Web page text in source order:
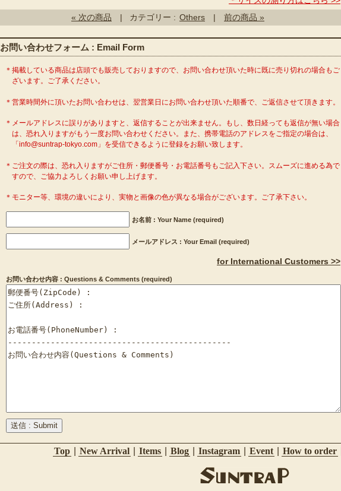
« 次の商品
| カテゴリー : Others | 前の商品 »
お問い合わせフォーム : Email Form
＊掲載している商品は店頭でも販売しておりますので、お問い合わせ頂いた時に既に売り切れの場合もご
ざいます。ご了承ください。
＊営業時間外に頂いたお問い合わせは、翌営業日にお問い合わせ頂いた順番で、ご返信させて頂きます。
＊メールアドレスに誤りがありますと、返信することが出来ません。もし、数日経っても返信が無い場合
は、恐れ入りますがもう一度お問い合わせください。また、携帯電話のアドレスをご指定の場合は、
「info@suntrap-tokyo.com」を受信できるように登録をお願い致します。
＊ご注文の際は、恐れ入りますがご住所・郵便番号・お電話番号もご記入下さい。スムーズに進める為で
すので、ご協力よろしくお願い申し上げます。
＊モニター等、環境の違いにより、実物と画像の色が異なる場合がございます。ご了承下さい。
お名前 : Your Name (required)
メールアドレス : Your Email (required)
for International Customers >>
お問い合わせ内容 : Questions & Comments (required)
Top New Arrival Items Blog Instagram Event How to order